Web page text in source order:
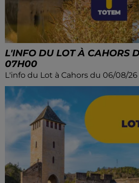
L'INFO DU LOT À CAHORS
07H00
L'info du Lot à Cahors du 06/08/